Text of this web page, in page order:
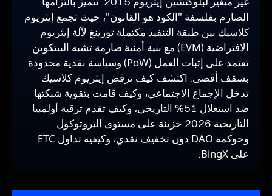
الصارم بفلسفة "الكود هو القانون"، حيث تجمع إيثريوم
كلاسيك بين طبقة التنفيذ مكتملة تورينغ لآلة إيثريوم
الافتراضية (EVM) مع بنية أمنية صارمة تشبه البيتكوين
تعتمد على إثبات العمل (PoW) وسياسة نقدية محدودة
بسقف أقصى. اكتشف كيف ترفض إيثريوم كلاسيك
تدخل الإجماع الاجتماعي، وكيف قامت بتقوية شبكتها
ضد استغلال 51% التاريخي، وكيف تقدم ترقية أولمبيا
التاريخية 2026 خزينة على مستوى البروتوكول
وحوكمة DAO دون تخفيف نقدي، وكيفية تداول ETC
على BingX.